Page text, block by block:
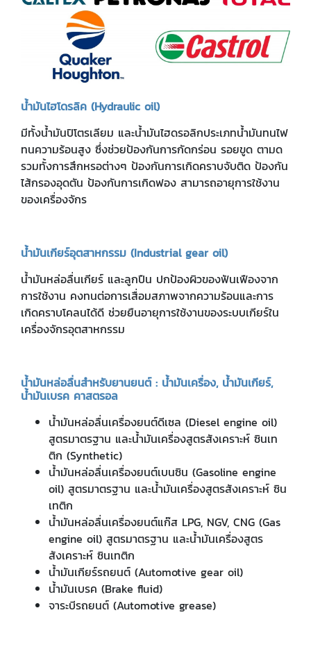
น้ำมันไฮโดรลิค (Hydraulic oil)
มีทั้งน้ำมันปิโตรเลียม และน้ำมันไฮดรอลิกประเภทน้ำมันทนไฟ
ทนความร้อนสูง ซึ่งช่วยป้องกันการกัดกร่อน รอยขูด ตามด
รวมทั้งการสึกหรอต่างๆ ป้องกันการเกิดคราบจับติด ป้องกัน
ไส้กรองอุดตัน ป้องกันการเกิดฟอง สามารถอายุการใช้งาน
ของเครื่องจักร
น้ำมันเกียร์อุตสาหกรรม (Industrial gear oil)
น้ำมันหล่อลื่นเกียร์ และลูกปืน ปกป้องผิวของฟันเฟืองจาก
การใช้งาน คงทนต่อการเสื่อมสภาพจากความร้อนและการ
เกิดคราบโคลนได้ดี ช่วยยืนอายุการใช้งานของระบบเกียร์ใน
เครื่องจักรอุตสาหกรรม
น้ำมันหล่อลื่นสำหรับยานยนต์ : น้ำมันเครื่อง, น้ำมันเกียร์,
น้ำมันเบรค คาสตรอล
น้ำมันหล่อลื่นเครื่องยนต์ดีเซล (Diesel engine oil)
สูตรมาตรฐาน และน้ำมันเครื่องสูตรสังเคราะห์ ซินเท
ติก (Synthetic)
น้ำมันหล่อลื่นเครื่องยนต์เบนซิน (Gasoline engine
oil) สูตรมาตรฐาน และน้ำมันเครื่องสูตรสังเคราะห์ ซิน
เทติก
น้ำมันหล่อลื่นเครื่องยนต์แก๊ส LPG, NGV, CNG (Gas
engine oil) สูตรมาตรฐาน และน้ำมันเครื่องสูตร
สังเคราะห์ ซินเทติก
น้ำมันเกียร์รถยนต์ (Automotive gear oil)
น้ำมันเบรค (Brake fluid)
จาระบีรถยนต์ (Automotive grease)